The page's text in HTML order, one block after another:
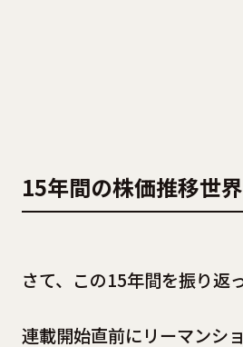
15年間の株価推移世
さて、この15年間を振り返
連載開始直前にリーマンシ